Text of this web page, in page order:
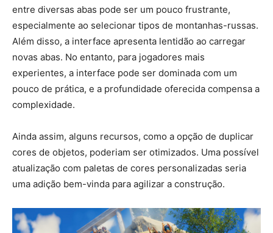
entre diversas abas pode ser um pouco frustrante,
especialmente ao selecionar tipos de montanhas-russas.
Além disso, a interface apresenta lentidão ao carregar
novas abas. No entanto, para jogadores mais
experientes, a interface pode ser dominada com um
pouco de prática, e a profundidade oferecida compensa a
complexidade.
Ainda assim, alguns recursos, como a opção de duplicar
cores de objetos, poderiam ser otimizados. Uma possível
atualização com paletas de cores personalizadas seria
uma adição bem-vinda para agilizar a construção.